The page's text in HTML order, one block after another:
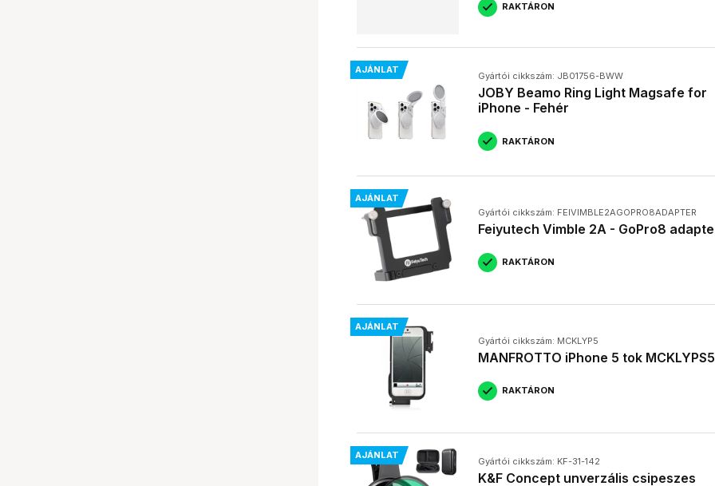
RAKTÁRON
AJÁNLAT
Gyártói cikkszám: JB01756-BWW
JOBY Beamo Ring Light Magsafe for
iPhone - Fehér
RAKTÁRON
AJÁNLAT
Gyártói cikkszám: FEIVIMBLE2AGOPRO8ADAPTER
Feiyutech Vimble 2A - GoPro8
RAKTÁRON
AJÁNLAT
Gyártói cikkszám: MCKLYP5
MANFROTTO iPhone 5 tok MCKLYPS5
RAKTÁRON
AJÁNLAT
Gyártói cikkszám: KF-31-142
K&F Concept unverzális csipeszes